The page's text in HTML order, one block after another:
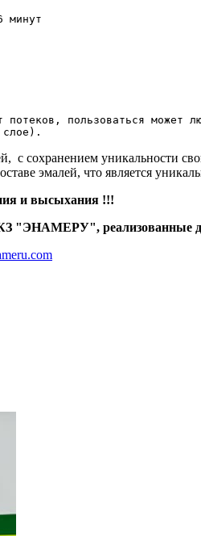
минут
пользоваться может
слое).
с сохранением уникальности
эмалей, что является
и высыхания !!!
реализованные